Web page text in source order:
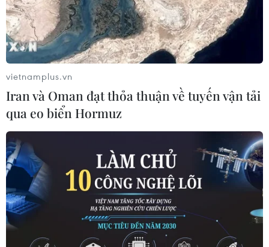
Doanh số mua bán xe ôtô cũ tại Hà Nội và TP Hồ Chí
Minh dự kiến tăng tương ứng 11,4% và 11,8 % trong giai
đoạn 2018–2025, đặc biệt, thị trường xe cũ cuối năm
2020 có xu hướng sôi động hơn.
vietnamplus.vn
Iran và Oman đạt thỏa thuận về tuyến vận tải
qua eo biển Hormuz